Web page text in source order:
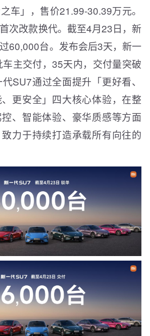
车」，售价21.99-30.39万元。
次改款换代。截至4月23日，新
60,000台。发布会后3天，新一
主交付，35天内，交付量突破
SU7通过全面提升「更好看、
更安全」四大核心体验，在整
、智能体验、豪华质感等方面
力于持续打造承载所有向往的